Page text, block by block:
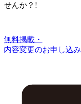
せんか？!
無料掲載・
内容変更のお申し込み